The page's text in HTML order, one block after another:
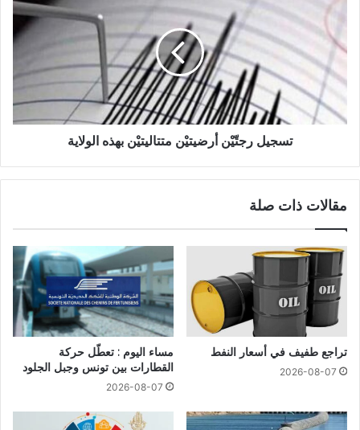
تسجيل رجتّيْن أرضيتيْن متتاليتيْن بهذه الولاية
مقالات ذات صلة
تراجع طفيف في أسعار النفط
2026-08-07
مساء اليوم : تعطّل حركة
القطارات بين تونس وجبل الجلود
2026-08-07